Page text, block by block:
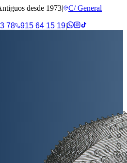
desde 1973|
C/ General
78 915 64 15 19|